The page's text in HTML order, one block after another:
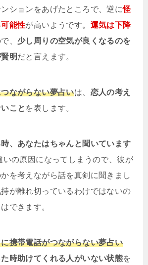
ションをあげたところで、逆に怪
能性が高いようです。 運気は下降
、 少し周りの空気が良くなるのを
明だと言えます。
ながらない夢占いは、 恋人の考え
こと を表します。
、あなたはちゃんと聞いています
いの原因になってしまうので、彼が
を考えながら話を真剣に聞きまし
が離れ切っているわけではないの
できます。
携帯電話がつながらない夢占い
時助けてくれる人がいない状態を